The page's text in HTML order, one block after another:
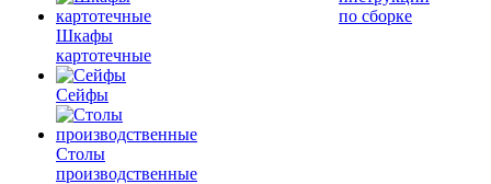
Шкафы
картотечные
Сейфы
Столы
производственные
по сборке